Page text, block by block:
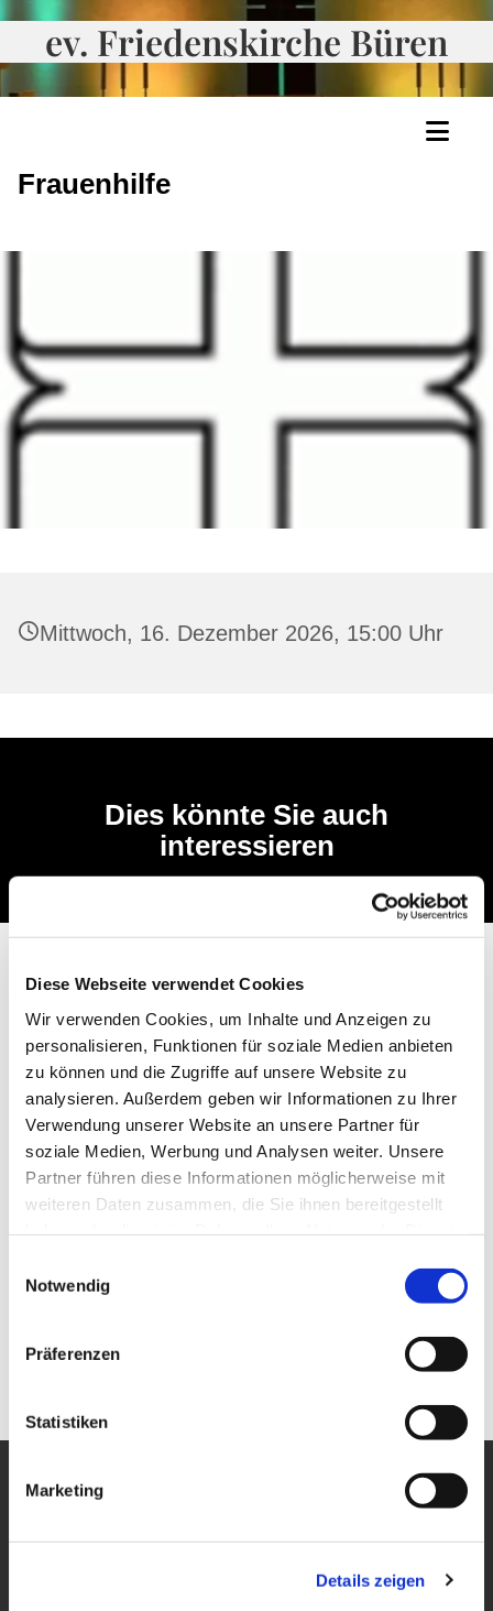
Diese Webseite verwendet Cookies
Wir verwenden Cookies, um Inhalte und Anzeigen zu
personalisieren, Funktionen für soziale Medien anbieten
zu können und die Zugriffe auf unsere Website zu
analysieren. Außerdem geben wir Informationen zu Ihrer
Verwendung unserer Website an unsere Partner für
soziale Medien, Werbung und Analysen weiter. Unsere
Partner führen diese Informationen möglicherweise mit
weiteren Daten zusammen, die Sie ihnen bereitgestellt
Notwendig
Präferenzen
Statistiken
Marketing
Details zeigen
ev. Friedenskirche Büren
Frauenhilfe
Mittwoch, 16. Dezember 2026, 15:00 Uhr
Dies könnte Sie auch
interessieren